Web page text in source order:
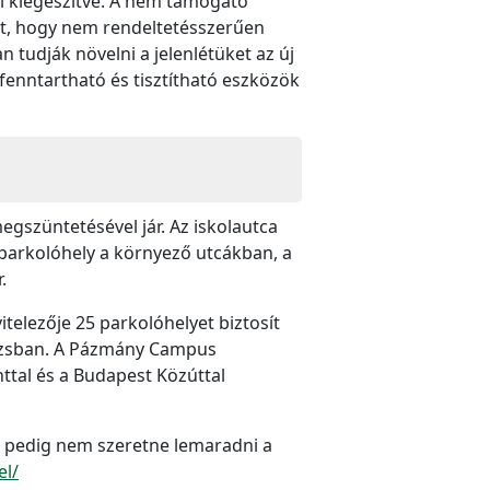
hogy nem rendeltetésszerűen
tudják növelni a jelenlétüket az új
és tisztítható eszközök
jár. Az iskolautca
a környező utcákban, a
25 parkolóhelyet biztosít
A Pázmány Campus
és a Budapest Közúttal
nem szeretne lemaradni a